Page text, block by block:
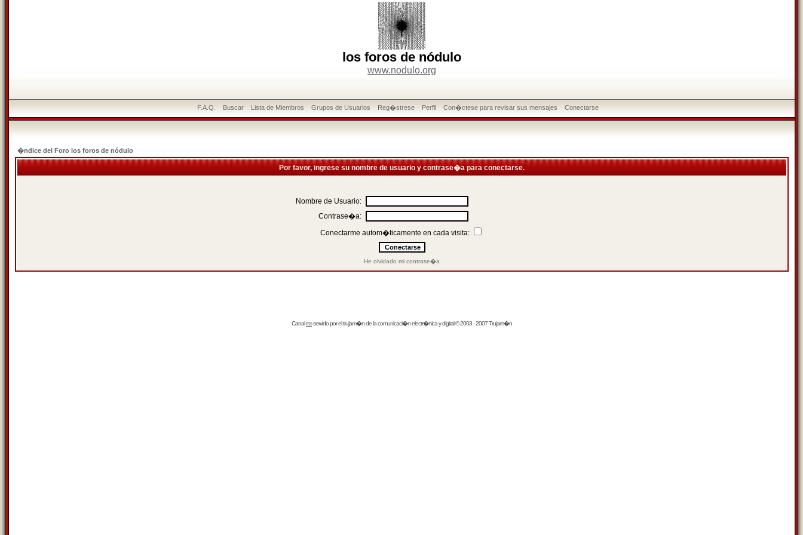
los foros de nódulo
www.nodulo.org
F.A.Q. Buscar Lista de Miembros Grupos de Usuarios Reg�strese Perfil Con�ctese para revisar sus mensajes Conectarse
�ndice del Foro los foros de nódulo
Por favor, ingrese su nombre de usuario y contrase�a para conectarse.
Nombre de Usuario:
Contrase�a:
Conectarme autom�ticamente en cada visita:
He olvidado mi contrase�a
Canalrssservido por eltrujam�nde la comunicaci�n electr�nica y digital © 2003 - 2007 Trujam�n